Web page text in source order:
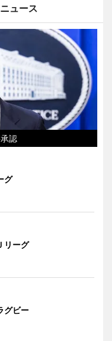
ュース
認
グ
リーグ
グビー